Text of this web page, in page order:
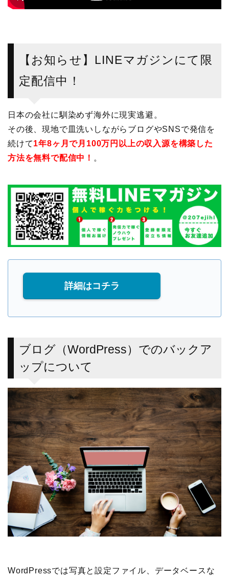
【お知らせ】LINEマガジンにて限
定配信中！
日本の会社に馴染めず海外に現実逃避。
その後、現地で皿洗いしながらブログやSNSで発信を
続けて1年8ヶ月で月100万円以上の収入源を構築した
方法を無料で配信中！ 。
詳細はコチラ
ブログ（WordPress）でのバックア
ップについて
WordPressでは写真と設定ファイル、データベースな